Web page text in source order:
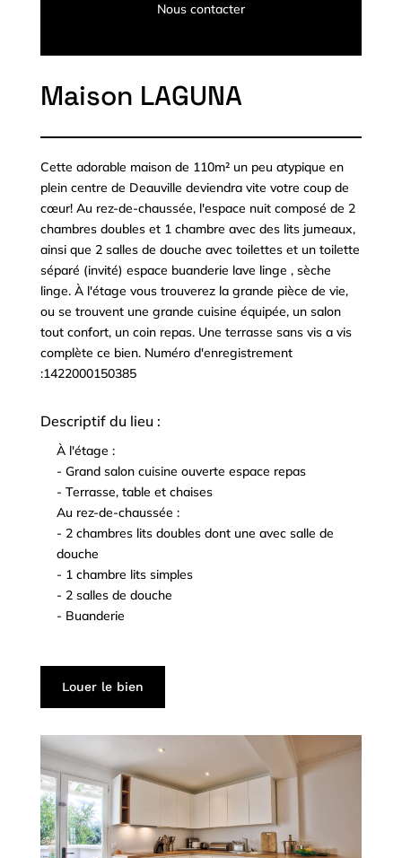
Nous contacter
Maison LAGUNA
Cette adorable maison de 110m² un peu atypique en
plein centre de Deauville deviendra vite votre coup de
cœur! Au rez-de-chaussée, l'espace nuit composé de 2
chambres doubles et 1 chambre avec des lits jumeaux,
ainsi que 2 salles de douche avec toilettes et un toilette
séparé (invité) espace buanderie lave linge , sèche
linge. À l'étage vous trouverez la grande pièce de vie,
ou se trouvent une grande cuisine équipée, un salon
tout confort, un coin repas. Une terrasse sans vis a vis
complète ce bien. Numéro d'enregistrement
:1422000150385
Descriptif du lieu :
À l'étage :
- Grand salon cuisine ouverte espace repas
- Terrasse, table et chaises
Au rez-de-chaussée :
- 2 chambres lits doubles dont une avec salle de
douche
- 1 chambre lits simples
- 2 salles de douche
- Buanderie
Louer le bien